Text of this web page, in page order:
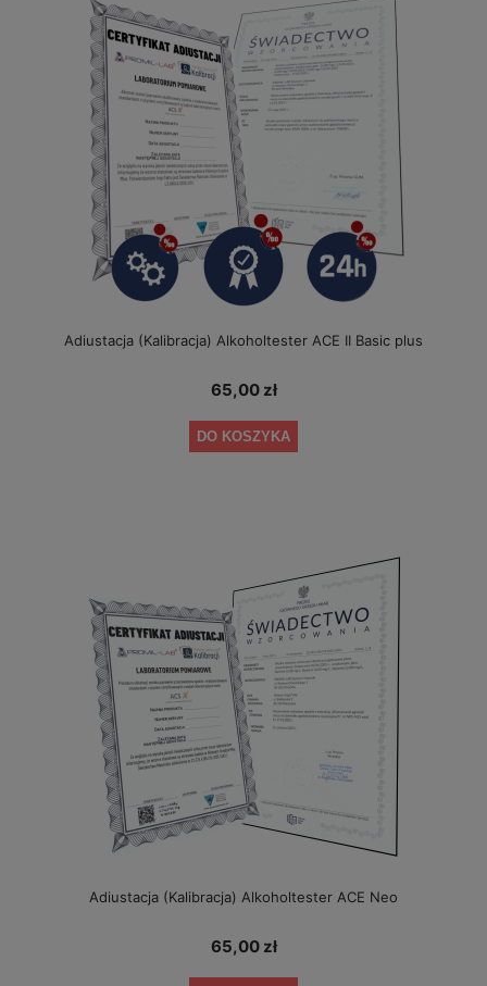
Adiustacja (Kalibracja) Alkoholtester ACE II Basic plus
65,00 zł
DO KOSZYKA
Adiustacja (Kalibracja) Alkoholtester ACE Neo
65,00 zł